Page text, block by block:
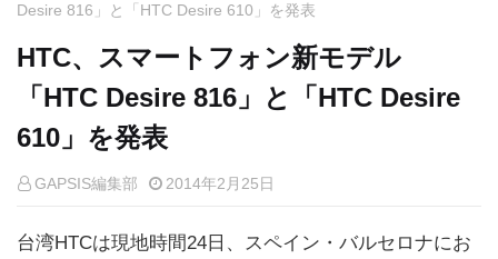
Desire 816」と「HTC Desire 610」を発表
HTC、スマートフォン新モデル
「HTC Desire 816」と「HTC Desire
610」を発表
GAPSIS編集部 2014年2月25日
台湾HTCは現地時間24日、スペイン・バルセロナにお